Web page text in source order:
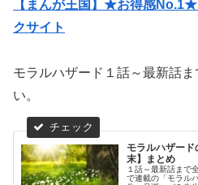
【まんが王国】★お得感
クサイト
モラルハザード１話～最新話
い。
モラルハザー
末】まとめ
１話～最新話まで
で連載の「モラル